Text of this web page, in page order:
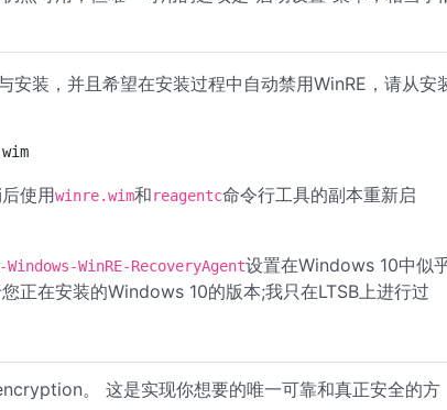
装，并且希望在安装过程中自动禁用WinRE，请从安
使用winre.wim和reagentc命令行工具的副本重新启
WinRE-RecoveryAgent设置在Windows 10中似
正在安装的Windows 10的版本;我只在LTSB上进行过
。 这是实现你想要的唯一可靠和真正安全的方